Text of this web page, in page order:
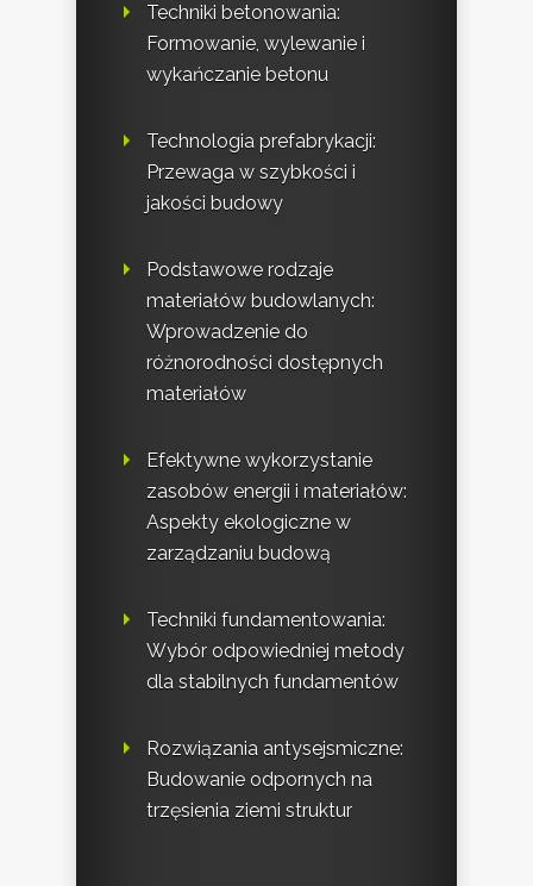
Techniki betonowania:
Formowanie, wylewanie i
wykańczanie betonu
Technologia prefabrykacji:
Przewaga w szybkości i
jakości budowy
Podstawowe rodzaje
materiałów budowlanych:
Wprowadzenie do
różnorodności dostępnych
materiałów
Efektywne wykorzystanie
zasobów energii i materiałów:
Aspekty ekologiczne w
zarządzaniu budową
Techniki fundamentowania:
Wybór odpowiedniej metody
dla stabilnych fundamentów
Rozwiązania antysejsmiczne:
Budowanie odpornych na
trzęsienia ziemi struktur